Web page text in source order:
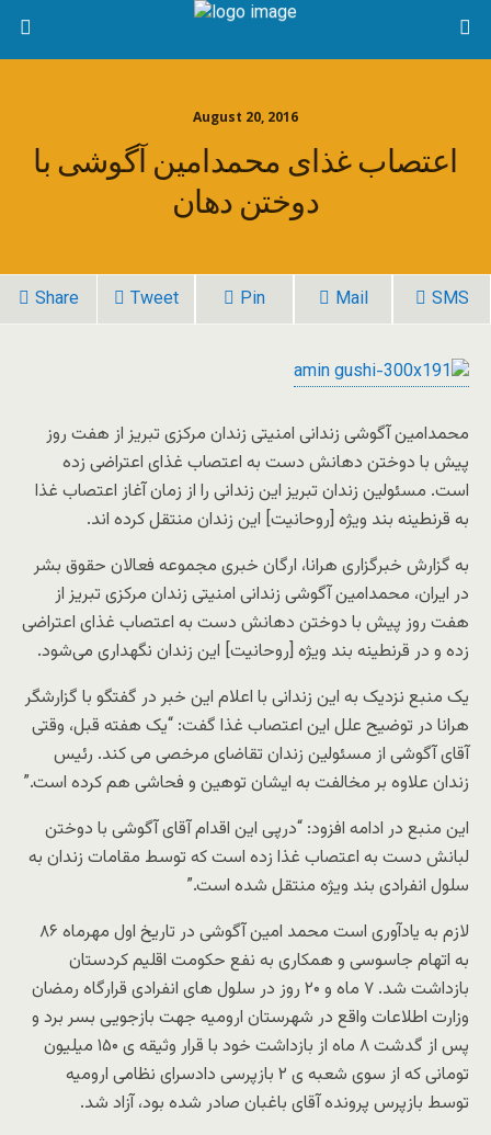
August 20, 2016
اعتصاب غذای محمدامین آگوشی با
دوختن دهان
Share Tweet Pin Mail SMS
محمدامین آگوشی زندانی امنیتی زندان مرکزی تبریز از هفت روز
پیش با دوختن دهانش دست به اعتصاب غذای اعتراضی زده
است. مسئولین زندان تبریز این زندانی را از زمان آغاز اعتصاب غذا
به قرنطینه بند ویژه [روحانیت] این زندان منتقل کرده اند.
به گزارش خبرگزاری هرانا، ارگان خبری مجموعه فعالان حقوق بشر
در ایران، محمدامین آگوشی زندانی امنیتی زندان مرکزی تبریز از
هفت روز پیش با دوختن دهانش دست به اعتصاب غذای اعتراضی
زده و در قرنطینه بند ویژه [روحانیت] این زندان نگهداری می‌شود.
یک منبع نزدیک به این زندانی با اعلام این خبر در گفتگو با گزارشگر
هرانا در توضیح علل این اعتصاب غذا گفت: “یک هفته قبل، وقتی
آقای آگوشی از مسئولین زندان تقاضای مرخصی می کند. رئیس
زندان علاوه بر مخالفت به ایشان توهین و فحاشی هم کرده است.”
این منبع در ادامه افزود: “درپی این اقدام آقای آگوشی با دوختن
لبانش دست به اعتصاب غذا زده است که توسط مقامات زندان به
سلول انفرادی بند ویژه منتقل شده است.”
لازم به یادآوری است محمد امین آگوشی در تاریخ اول مهرماه ٨۶
به اتهام جاسوسی و همکاری به نفع حکومت اقلیم کردستان
بازداشت شد. ۷ ماه و ۲۰ روز در سلول های انفرادی قرارگاه رمضان
وزارت اطلاعات واقع در شهرستان ارومیه جهت بازجویی بسر برد و
پس از گدشت ۸ ماه از بازداشت خود با قرار وثیقه ی ۱۵۰ میلیون
تومانی که از سوی شعبه ی ۲ بازپرسی دادسرای نظامی ارومیه
توسط بازپرس پرونده آقای باغبان صادر شده بود، آزاد شد.